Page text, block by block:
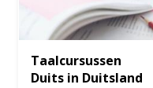
Taalcursussen
Duits in Duitsland